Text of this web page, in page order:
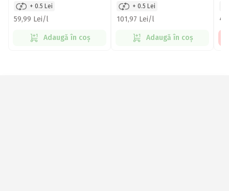
+ 0.5 Lei
59,99 Lei/l
Adaugă în coș
+ 0.5 Lei
101,97 Lei/l
Adaugă în coș